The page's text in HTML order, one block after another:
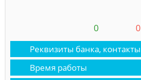
0 0
Реквизиты банка, контакты
Время работы